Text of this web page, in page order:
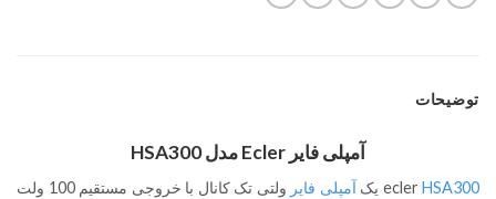
توضیحات
آمپلی فایر Ecler مدل HSA300
ecler HSA300 یکآمپلی فایر
ولتی تک کانال با خروجی مستقیم 100 ولت